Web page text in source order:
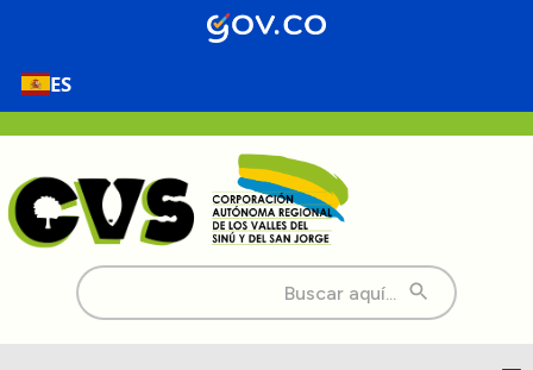
ES
Buscar: